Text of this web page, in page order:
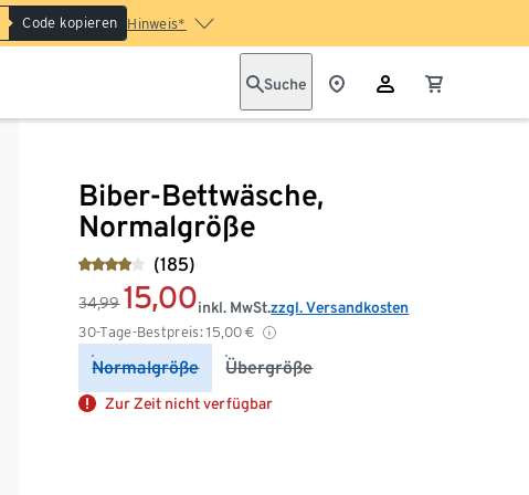
Code kopieren Hinweis*
Suche
Biber-Bettwäsche,
Normalgröße
(185)
34,99 15,00
30-Tage-Bestpreis: 15,00 €
inkl. MwSt.zzgl. Versandkosten
Normalgröße Übergröße
Zur Zeit nicht verfügbar